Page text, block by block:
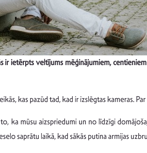
ir ietērptsveltījums mēģinājumiem,
kas pazūd tad, kad ir izslēgtas kameras.
ka mūsu aizspriedumi un no līdzīgi
saprātu laikā, kad sākās putina armijas